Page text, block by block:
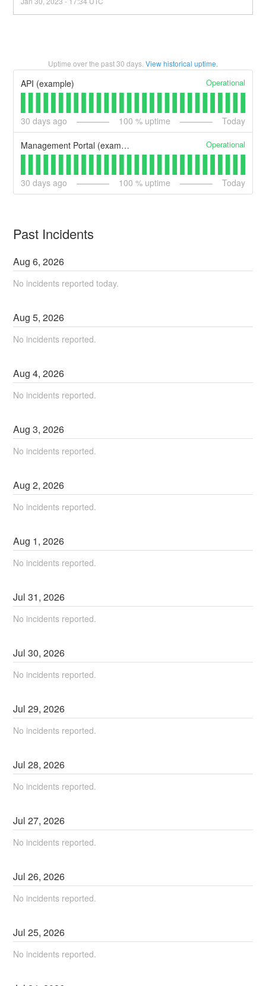
Uptime over the past30 days. View historical uptime.
API (example) Operational
30 days ago 100 % uptime Today
Management Portal (example) Operational
30 days ago 100 % uptime Today
Past Incidents
Aug6,2026
No incidents reported today.
Aug5,2026
No incidents reported.
Aug4,2026
No incidents reported.
Aug3,2026
No incidents reported.
Aug2,2026
No incidents reported.
Aug 1,2026
No incidents reported.
Jul31,2026
No incidents reported.
Jul30,2026
No incidents reported.
Jul29,2026
No incidents reported.
Jul28,2026
No incidents reported.
Jul27,2026
No incidents reported.
Jul26,2026
No incidents reported.
Jul25,2026
No incidents reported.